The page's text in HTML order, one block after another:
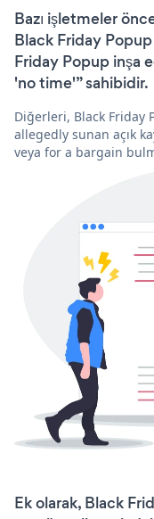
Bazı işletmeler
Black Friday
Friday Popup inşa
'no time'” sahibidir.
Diğerleri, Black Friday
allegedly sunan açık
veya for a bargain
Ek olarak, Black